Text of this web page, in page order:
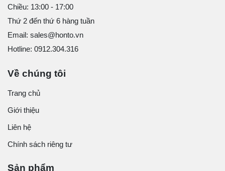
Chiều: 13:00 - 17:00
Thứ 2 đến thứ 6 hàng tuần
Email: sales@honto.vn
Hotline: 0912.304.316
Về chúng tôi
Trang chủ
Giới thiệu
Liên hệ
Chính sách riêng tư
Sản phẩm